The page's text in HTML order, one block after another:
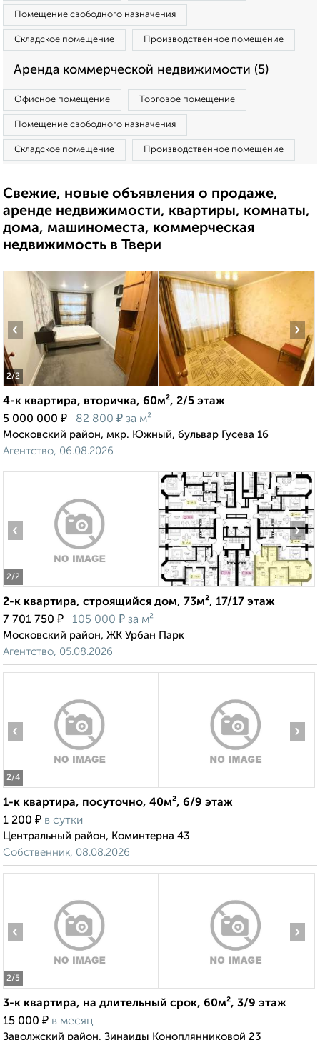
Помещение свободного назначения
Складское помещение Производственное помещение
Аренда коммерческой недвижимости (5)
Офисное помещение Торговое помещение
Помещение свободного назначения
Складское помещение Производственное помещение
Свежие, новые объявления о продаже,
аренде недвижимости, квартиры, комнаты,
дома, машиноместа, коммерческая
недвижимость в Твери
2/2
‹ ›
4-к квартира, вторичка, 60м², 2/5 этаж
5 000 000 ₽ 82 800 ₽ за м²
Московский район, мкр. Южный, бульвар Гусева 16
Агентство, 06.08.2026
2/2
‹ ›
2-к квартира, строящийся дом, 73м², 17/17 этаж
7 701 750 ₽ 105 000 ₽ за м²
Московский район, ЖК Урбан Парк
Агентство, 05.08.2026
2/4
‹ ›
1-к квартира, посуточно, 40м², 6/9 этаж
1 200 ₽ в сутки
Центральный район, Коминтерна 43
Собственник, 08.08.2026
2/5
‹ ›
3-к квартира, на длительный срок, 60м², 3/9 этаж
15 000 ₽ в месяц
Заволжский район, Зинаиды Коноплянниковой 23